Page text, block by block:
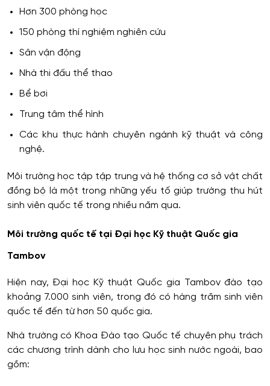
Hơn 300 phòng học
150 phòng thí nghiệm nghiên cứu
Sân vận động
Nhà thi đấu thể thao
Bể bơi
Trung tâm thể hình
Các khu thực hành chuyên ngành kỹ thuật và công
nghệ.
Môi trường học tập tập trung và hệ thống cơ sở vật chất
đồng bộ là một trong những yếu tố giúp trường thu hút
sinh viên quốc tế trong nhiều năm qua.
Môi trường quốc tế tại Đại học Kỹ thuật Quốc gia
Tambov
Hiện nay, Đại học Kỹ thuật Quốc gia Tambov đào tạo
khoảng 7.000 sinh viên, trong đó có hàng trăm sinh viên
quốc tế đến từ hơn 50 quốc gia.
Nhà trường có Khoa Đào tạo Quốc tế chuyên phụ trách
các chương trình dành cho lưu học sinh nước ngoài, bao
gồm: